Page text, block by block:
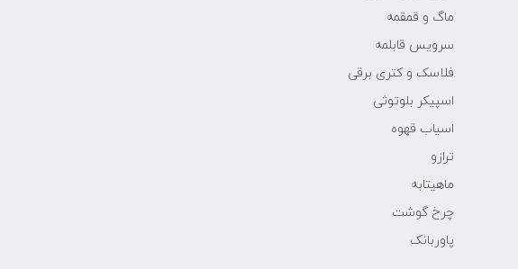
ماگ و قمقمه
سرویس قابلمه
فلاسک و کتری برقی
اسپیکر بلوتوثی
اسیاب قهوه
ترازو
ماهیتابه
چرخ گوشت
پاوربانک